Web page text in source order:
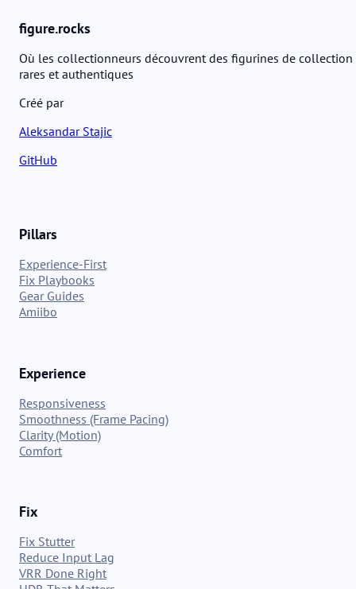
figure.rocks
Où les collectionneurs découvrent des figurines de collection
rares et authentiques
Créé par
Aleksandar Stajic
GitHub
Pillars
Experience-First
Fix Playbooks
Gear Guides
Amiibo
Experience
Responsiveness
Smoothness (Frame Pacing)
Clarity (Motion)
Comfort
Fix
Fix Stutter
Reduce Input Lag
VRR Done Right